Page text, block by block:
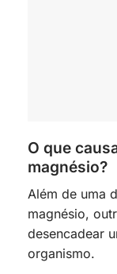
O que
magnésio?
Além de uma
magnésio,
desencadear
organismo.